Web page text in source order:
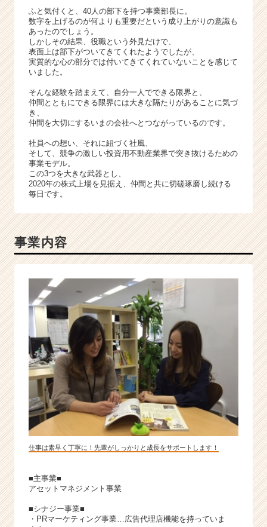
ト
が
く
就
イ
ト
チ
キ
ャ
リ
ア
e
e
r）
ふと気付くと、40人の部下を持つ事業部長に。
数字を上げるのが何よりも重要だという成り上がりの意識も
あったのでしょう。
しかしその結果、役職という外見だけで、
表面上は部下がついてきてくれたようでしたが、
実質的な心の部分では付いてきてくれていないことを感じて
いました。
そんな経験を踏まえて、自分一人でできる限界と、
仲間とともにできる限界には大きな隔たりがあることに気づ
き、
仲間を大切にするいまの会社へとつながっているのです。
社員への想い、それに紐づく社風、
そして、競争の激しい投資用不動産業界で突き抜けるための
事業モデル。
この3つを大きな武器とし、
2020年の株式上場を見据え、仲間と共に切磋琢磨し続ける
毎日です。
事業内容
仕事は素早く丁寧に！先輩がしっかりと成長をサポートします！
■主事業■
アセットマネジメント事業
■シナジー事業■
・PRマーケティング事業…広告代理店機能を持っていま